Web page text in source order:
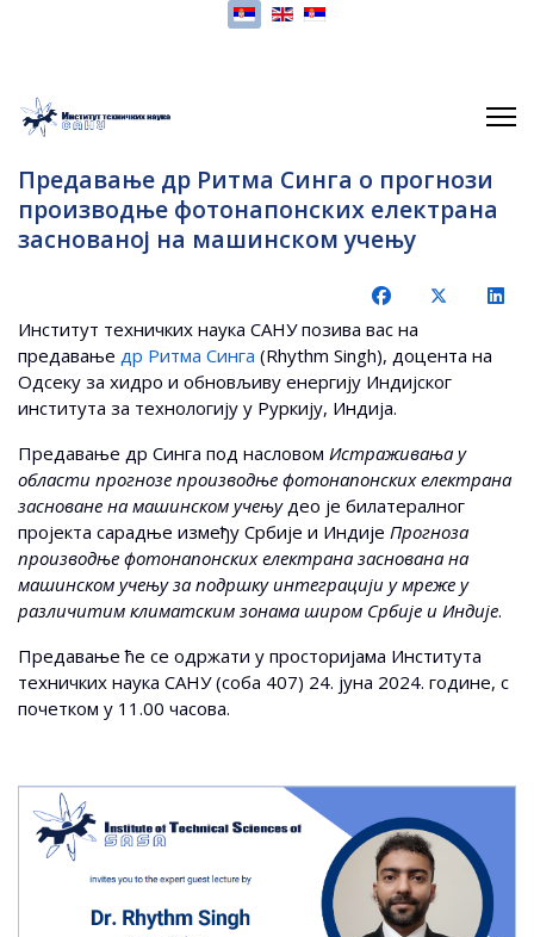
Изаберите ваш језик
Предавање др Ритма Синга о прогнози
производње фотонапонских електрана
заснованој на машинском учењу
Институт техничких наука САНУ позива вас на
предавање др Ритма Синга (Rhythm Singh), доцента на
Одсеку за хидро и обновљиву енергију Индијског
института за технологију у Руркију, Индија.
Предавање др Синга под насловом Истраживања у
области прогнозе производње фотонапонских електрана
засноване на машинском учењудео је билатералног
пројекта сарадње између Србије и Индије Прогноза
производње фотонапонских електрана заснована на
машинском учењу за подршку интеграцији у мреже у
различитим климатским зонама широм Србије и Индије.
Предавање ће се одржати у просторијама Института
техничких наука САНУ (соба 407) 24. јуна 2024. године, с
почетком у 11.00 часова.